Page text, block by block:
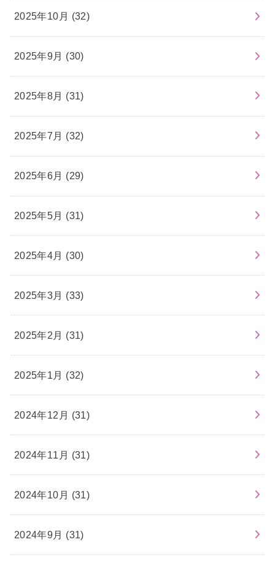
2025年10月 (32)
2025年9月 (30)
2025年8月 (31)
2025年7月 (32)
2025年6月 (29)
2025年5月 (31)
2025年4月 (30)
2025年3月 (33)
2025年2月 (31)
2025年1月 (32)
2024年12月 (31)
2024年11月 (31)
2024年10月 (31)
2024年9月 (31)